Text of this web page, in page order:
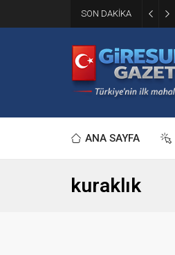
SON DAKİKA
ANA SAYFA
kuraklık